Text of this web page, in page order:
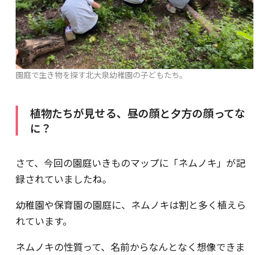
園庭で生き物を探す北大泉幼稚園の子どもたち。
植物たちが見せる、昼の顔と夕方の顔ってな
に？
さて、今回の園庭いきものマップに「ネムノキ」が記
録されていましたね。
幼稚園や保育園の園庭に、ネムノキは割と多く植えら
れています。
ネムノキの性質って、名前からなんとなく想像できま